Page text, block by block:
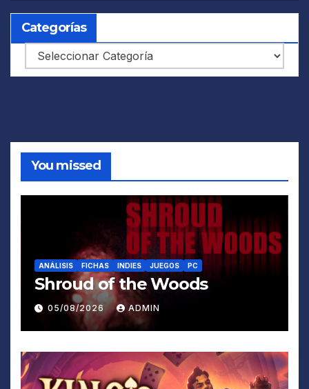
Categorías
Categorías
You missed
ANÁLISIS FICHAS INDIES JUEGOS PC
Shroud of the Woods
05/08/2026 ADMIN